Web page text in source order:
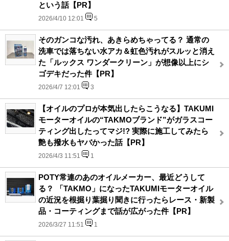
という話【PR】
2026/4/10 12:01 5
そのガンコな汚れ、あきらめちゃってる？ 通常の
洗車では落ちない水アカ＆虹色汚れがスルッと消え
た「ルックス ワンダークリーン」が想像以上にシ
ゴデキだった件【PR】
2026/4/7 12:01 3
【オイルのプロが本気出したらこうなる】TAKUMI
モーターオイルの“TAKMOブランド”がガラスコー
ティング出したってマジ!? 実際に施工してみたら
艶も撥水もヤバかった話【PR】
2026/4/3 11:51 1
POTY常連のあのオイルメーカー、最近どうして
る？ 「TAKMO」になったTAKUMIモーターオイル
の近況を根掘り葉掘り聞きに行ったらレース・新製
品・コーティングまで話が広がった件【PR】
2026/3/27 11:51 1